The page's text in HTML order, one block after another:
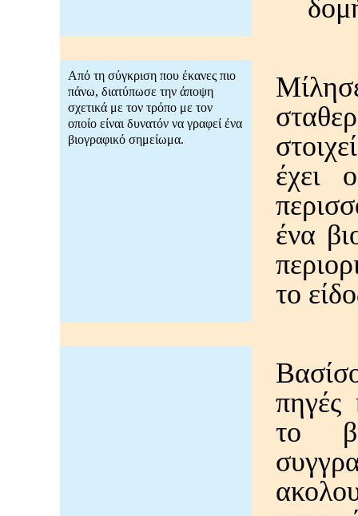
Από τη σύγκριση που έκανες πιο
πάνω, διατύπωσε την άποψη
σχετικά με τον τρόπο με τον
οποίο είναι δυνατόν να γραφεί ένα
βιογραφικό σημείωμα.
έχει
ένα
το
πηγές
το